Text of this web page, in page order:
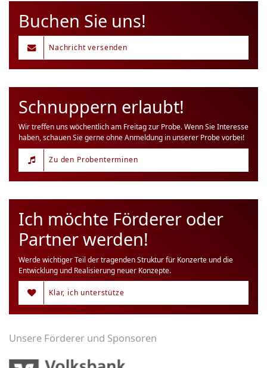
Buchen Sie uns!
Nachricht versenden
Schnuppern erlaubt!
Wir treffen uns wöchentlich am Freitag zur Probe. Wenn Sie Interesse
haben, schauen Sie gerne ohne Anmeldung in unserer Probe vorbei!
Zu den Probenterminen
Ich möchte Förderer oder
Partner werden!
Werde wichtiger Teil der tragenden Struktur für Konzerte und die
Entwicklung und Realisierung neuer Konzepte.
Klar, ich unterstütze
Unsere Förderer und Sponsoren